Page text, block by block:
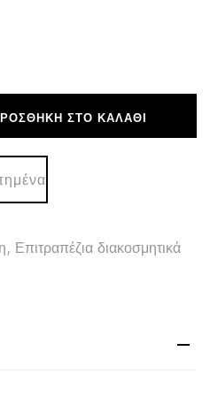
ΣΤΟ ΚΑΛΆΘΙ
, Επιτραπέζια διακοσμητικά